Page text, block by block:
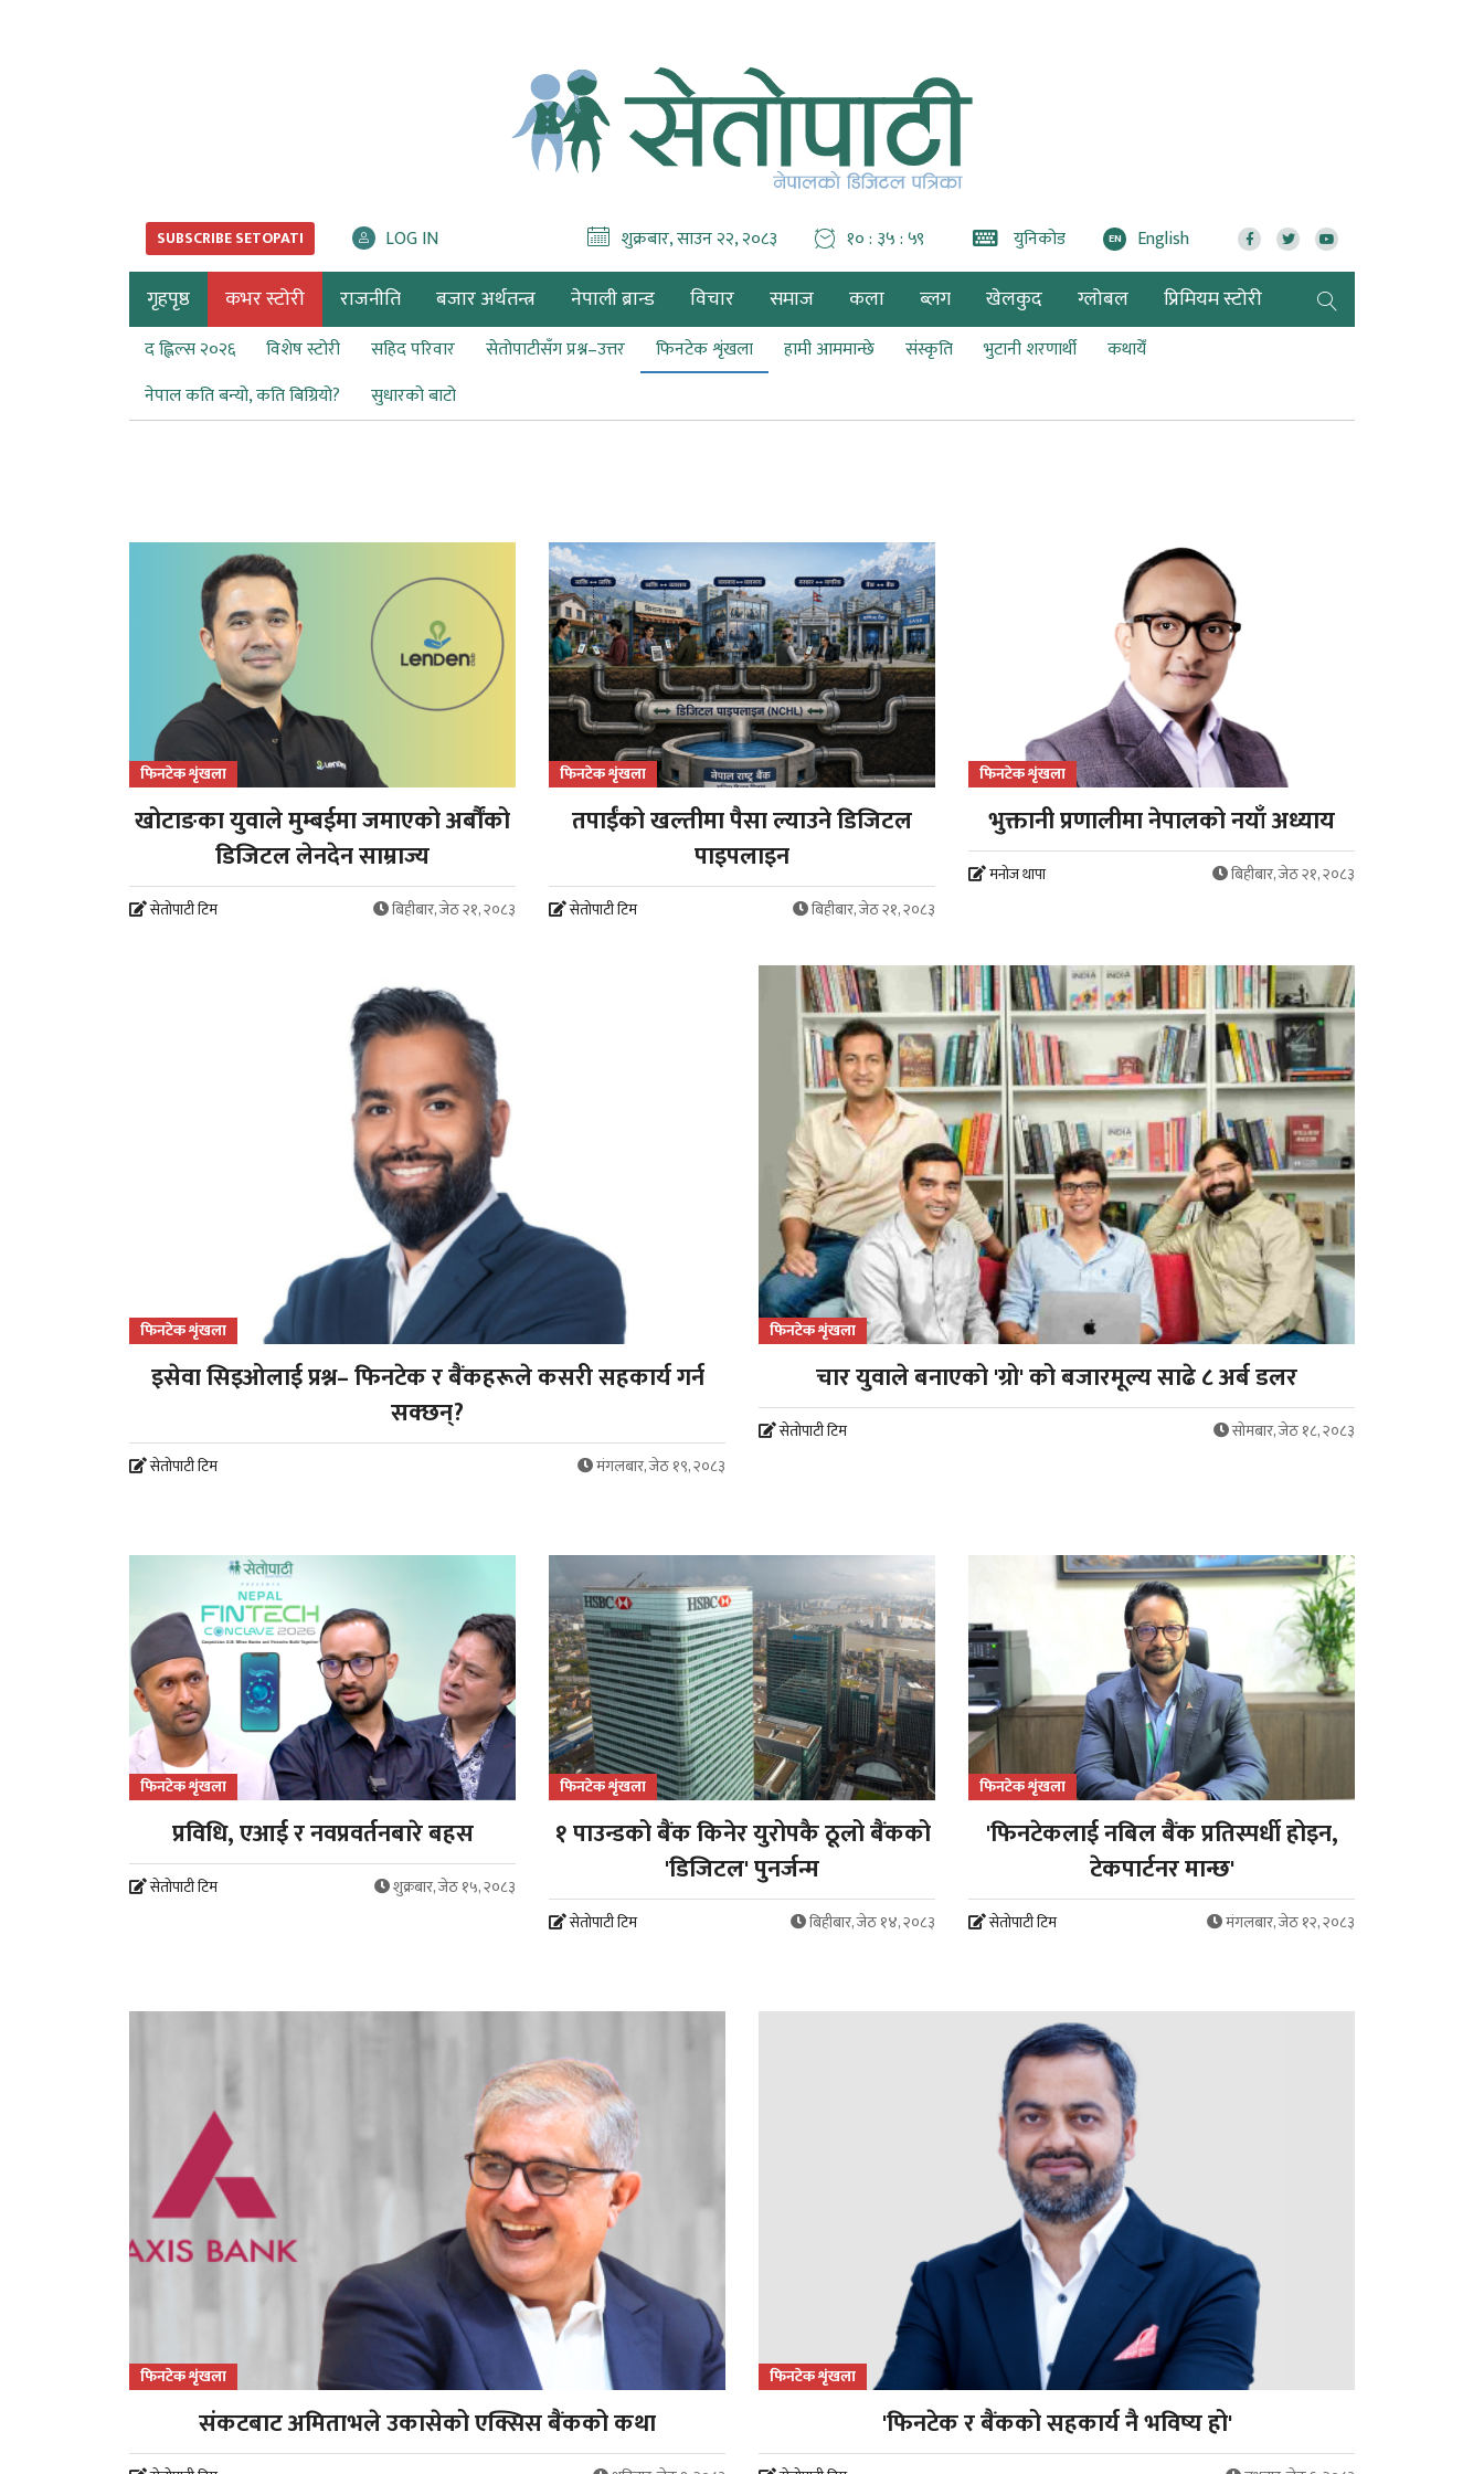
SUBSCRIBE SETOPATI LOG IN शुक्रबार, साउन २२, २०८३ १० : ३६ : ०० युनिकोड EN English
गृहपृष्ठ कभर स्टोरी राजनीति बजार अर्थतन्त्र नेपाली ब्रान्ड विचार समाज कला ब्लग खेलकुद ग्लोबल प्रिमियम स्टोरी
द ह्लिल्स २०२६ विशेष स्टोरी सहिद परिवार सेतोपाटीसँग प्रश्न–उत्तर फिनटेक शृंखला हामी आममान्छे संस्कृति भुटानी शरणार्थी
कथायेँ
नेपाल कति बन्यो, कति बिग्रियो?
सुधारको बाटो
फिनटेक शृंखला
खोटाङका युवाले मुम्बईमा जमाएको अर्बौंको
डिजिटल लेनदेन साम्राज्य
सेतोपाटी टिम बिहीबार, जेठ २१, २०८३
फिनटेक शृंखला
तपाईंको खल्तीमा पैसा ल्याउने डिजिटल
पाइपलाइन
सेतोपाटी टिम बिहीबार, जेठ २१, २०८३
फिनटेक शृंखला
भुक्तानी प्रणालीमा नेपालको नयाँ अध्याय
मनोज थापा बिहीबार, जेठ २१, २०८३
फिनटेक शृंखला
इसेवा सिइओलाई प्रश्न– फिनटेक र बैंकहरूले कसरी सहकार्य गर्न
सक्छन्?
सेतोपाटी टिम मंगलबार, जेठ १९, २०८३
फिनटेक शृंखला
चार युवाले बनाएको 'ग्रो' को बजारमूल्य साढे ८ अर्ब डलर
सेतोपाटी टिम सोमबार, जेठ १८, २०८३
फिनटेक शृंखला
प्रविधि, एआई र नवप्रवर्तनबारे बहस
सेतोपाटी टिम शुक्रबार, जेठ १५, २०८३
फिनटेक शृंखला
१ पाउन्डको बैंक किनेर युरोपकै ठूलो बैंकको
'डिजिटल' पुनर्जन्म
सेतोपाटी टिम बिहीबार, जेठ १४, २०८३
फिनटेक शृंखला
'फिनटेकलाई नबिल बैंक प्रतिस्पर्धी होइन,
टेकपार्टनर मान्छ'
सेतोपाटी टिम मंगलबार, जेठ १२, २०८३
फिनटेक शृंखला
संकटबाट अमिताभले उकासेको एक्सिस बैंकको कथा
फिनटेक शृंखला
'फिनटेक र बैंकको सहकार्य नै भविष्य हो'